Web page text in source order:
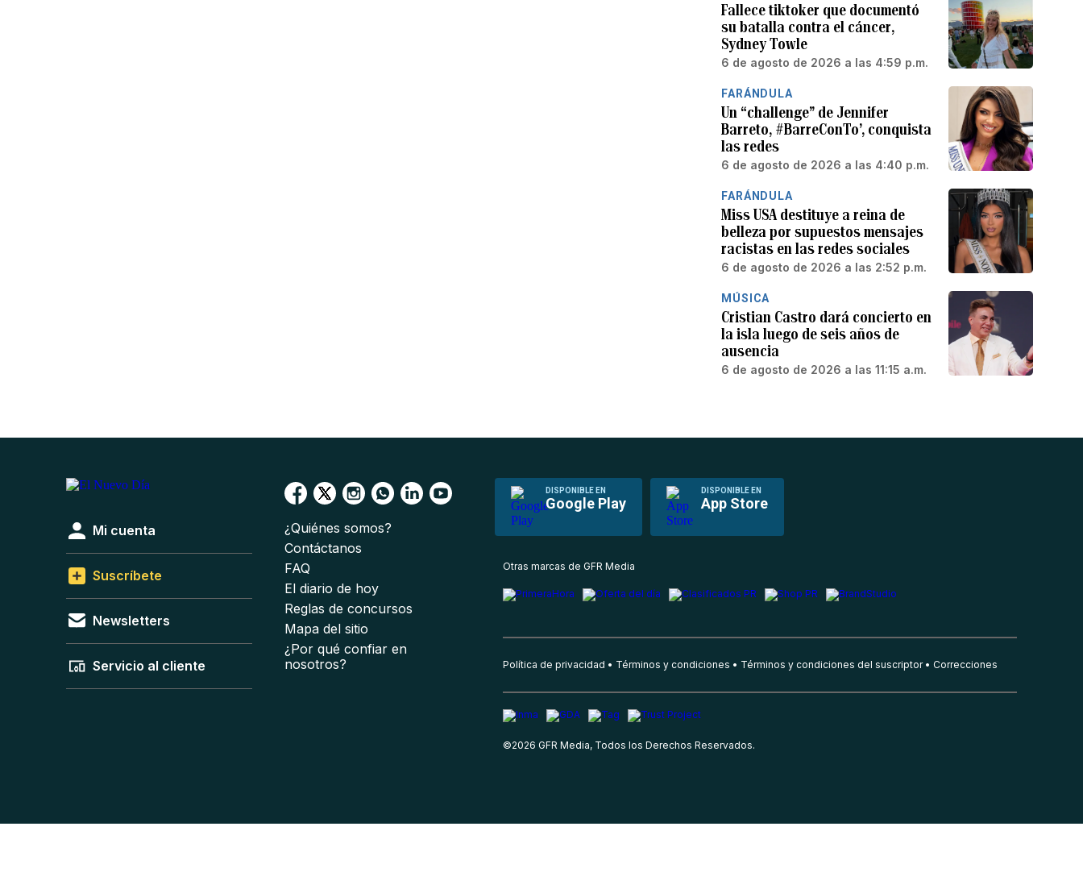
Fallece tiktoker que documentó
su batalla contra el cáncer,
Sydney Towle
6 de agosto de 2026 a las 4:59 p.m.
FARÁNDULA
Un “challenge” de Jennifer
Barreto, #BarreConTo’, conquista
las redes
6 de agosto de 2026 a las 4:40 p.m.
FARÁNDULA
Miss USA destituye a reina de
belleza por supuestos mensajes
racistas en las redes sociales
6 de agosto de 2026 a las 2:52 p.m.
MÚSICA
Cristian Castro dará concierto en
la isla luego de seis años de
ausencia
6 de agosto de 2026 a las 11:15 a.m.
DISPONIBLE EN
Google Play
DISPONIBLE EN
App Store
Mi cuenta
Suscríbete
Newsletters
Servicio al cliente
¿Quiénes somos?
Contáctanos
FAQ
El diario de hoy
Reglas de concursos
Mapa del sitio
¿Por qué confiar en
nosotros?
Otras marcas de GFR Media
Política de privacidad Términos y condiciones Términos y condiciones del suscriptor Correcciones
©2026 GFR Media, Todos los Derechos Reservados.